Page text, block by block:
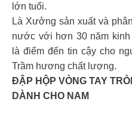
lớn tuổi.
Là Xưởng sản xuất và
nước với hơn 30 năm
là điểm đến tin cậy cho
Trầm hương chất lượng.
ĐẬP HỘP VÒNG TAY
DÀNH CHO NAM